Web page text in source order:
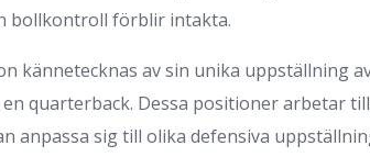
bollkontroll förblir intakta.
kännetecknas av sin unika uppställning
quarterback. Dessa positioner arbetar
anpassa sig till olika defensiva